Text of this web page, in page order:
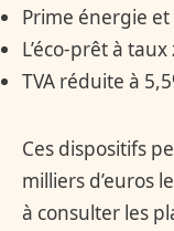
Prime énergie
L’éco-prêt à taux
TVA réduite à
Ces dispositifs
milliers d’euros
à consulter les